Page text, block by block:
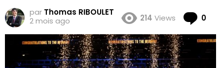
par Thomas RIBOULET
2 mois ago
214 Views 0